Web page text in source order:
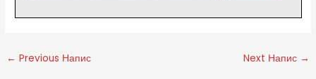
← Previous Напис Next Напис →